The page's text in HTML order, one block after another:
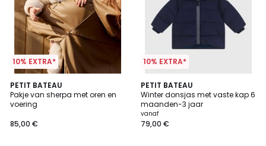
10% EXTRA*
PETIT BATEAU
Pakje van sherpa met oren en
voering
85,00 €
10% EXTRA*
PETIT BATEAU
Winter donsjas met vaste kap 6
maanden-3 jaar
vanaf
79,00 €
5
/
5